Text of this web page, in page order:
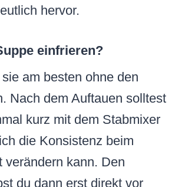
hervor.
einfrieren?
am besten ohne den
Nach dem Auftauen solltest
kurz mit dem Stabmixer
die Konsistenz beim
verändern kann. Den
du dann erst direkt vor